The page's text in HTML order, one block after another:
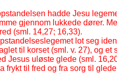
hadde Jesu
gjennom lukkede dører.
(sml. 14,27; 16,33).
lot seg
til korset (sml. v. 27), og et
Jesus uløste glede (sml.
frykt til fred og fra sorg til